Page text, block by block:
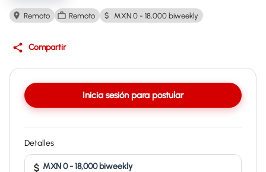
Remoto Remoto MXN 0 - 18,000 biweekly
Compartir
Inicia sesión para postular
Detalles
MXN 0 - 18,000 biweekly